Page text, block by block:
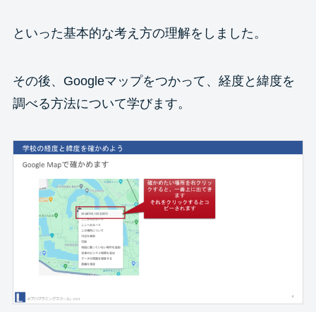
といった基本的な考え方の理解をしました。
その後、Googleマップをつかって、経度と緯度を
調べる方法について学びます。